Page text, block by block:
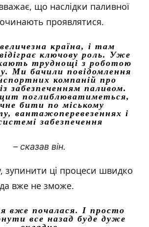
що наслідки паливної
проявлятися.
країна, і там
ключову роль. Уже
труднощі з роботою
Ми бачили повідомлення
компаній про
забезпеченням паливом.
поглиблюватиметься,
бити по міському
вантажоперевезеннях і
забезпечення
– сказав він.
зупинити ці процеси швидко
вже не зможе.
вже почалася. І просто
все назад буде дуже